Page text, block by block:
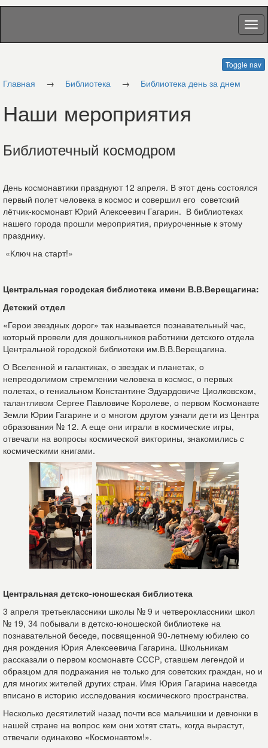
Toggle nav
Главная → Библиотека → Библиотека день за днем
Наши мероприятия
Библиотечный космодром
День космонавтики празднуют 12 апреля. В этот день состоялся
первый полет человека в космос и совершил его советский
лётчик-космонавт Юрий Алексеевич Гагарин. В библиотеках
нашего города прошли мероприятия, приуроченные к этому
празднику.
«Ключ на старт!»
Центральная городская библиотека имени В.В.Верещагина:
Детский отдел
«Герои звездных дорог» так называется познавательный час,
который провели для дошкольников работники детского отдела
Центральной городской библиотеки им.В.В.Верещагина.
О Вселенной и галактиках, о звездах и планетах, о
непреодолимом стремлении человека в космос, о первых
полетах, о гениальном Константине Эдуардовиче Циолковском,
талантливом Сергее Павловиче Королеве, о первом Космонавте
Земли Юрии Гагарине и о многом другом узнали дети из Центра
образования № 12. А еще они играли в космические игры,
отвечали на вопросы космической викторины, знакомились с
космическими книгами.
Центральная детско-юношеская библиотека
3 апреля третьеклассники школы № 9 и четвероклассники школ
№ 19, 34 побывали в детско-юношеской библиотеке на
познавательной беседе, посвященной 90-летнему юбилею со
дня рождения Юрия Алексеевича Гагарина. Школьникам
рассказали о первом космонавте СССР, ставшем легендой и
образцом для подражания не только для советских граждан, но и
для многих жителей других стран. Имя Юрия Гагарина навсегда
вписано в историю исследования космического пространства.
Несколько десятилетий назад почти все мальчишки и девчонки в
нашей стране на вопрос кем они хотят стать, когда вырастут,
отвечали одинаково «Космонавтом!».